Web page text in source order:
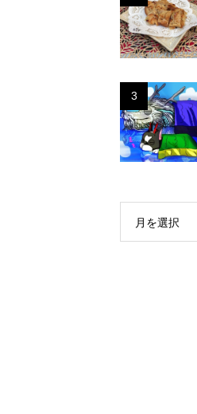
3
月を選択